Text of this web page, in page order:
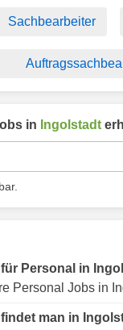
Sachbearbeiter
in Ingolstadt
Personal in
Personal Jobs in
man in